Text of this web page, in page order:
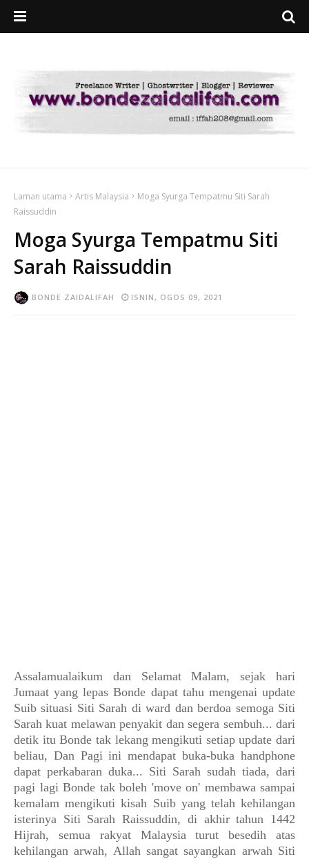
Laman utama Artis Malaysia
Moga Syurga Tempatmu Siti Sarah
Raissuddin
Moga Syurga Tempatmu Siti
Sarah Raissuddin
BONDE ZAIDALIFAH ISNIN, OGOS 09, 2021
Assalamualaikum dan Selamat Malam, sejak hari
Jumaat yang lepas Bonde dapat tahu mengenai update
Suib situasi Siti Sarah di ward dan berdoa semoga Siti
Sarah kuat melawan penyakit dan segera sembuh... dari
detik itu Bonde tak lekang mengikuti setiap update dari
beliau, Dan Pagi ini mendapat buka-buka handphone
dapat perkabaran duka... Siti Sarah sudah tiada, dari
pagi lagi Bonde tak boleh 'move on' membawa sampai
kemalam mengikuti kisah Suib yang telah kehilangan
isterinya Siti Sarah Raissuddin, di akhir tahun 1442
Hijrah, semua rakyat Malaysia turut besedih atas
kehilangan arwah, Allah sangat sayangkan arwah Siti